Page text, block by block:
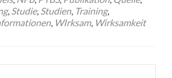
, Studie, Studien, Training,
, WIrksam, Wirksamkeit